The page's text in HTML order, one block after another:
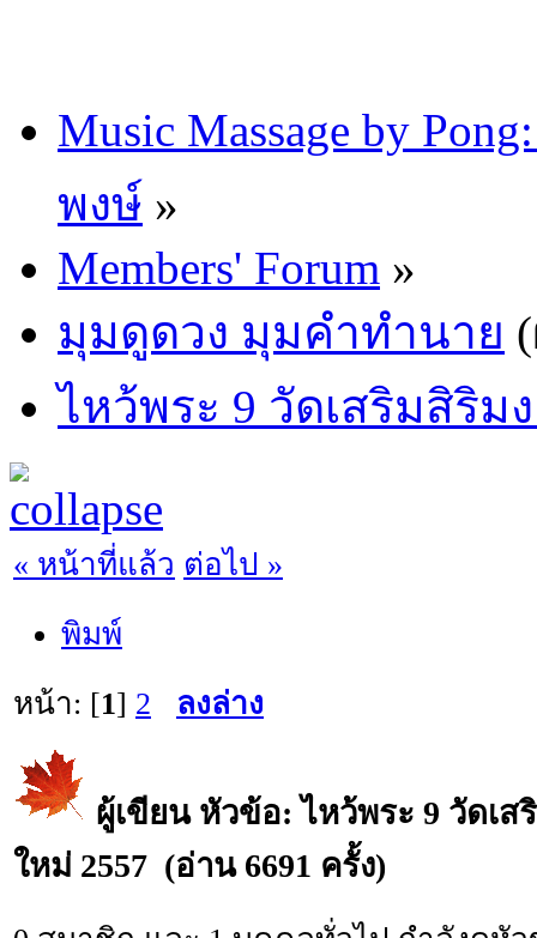
Music Massage by
พงษ์ »
Members' Forum »
มุมดูดวง มุมคำทำนาย
ไหว้พระ 9 วัดเสริมสิริม
« หน้าที่แล้ว ต่อไป »
พิมพ์
หน้า: [1] 2 ลงล่าง
ผู้เขียนหัวข้อ: ไหว้พระ 9 วัดเ
ใหม่ 2557 (อ่าน 6691 ครั้ง)